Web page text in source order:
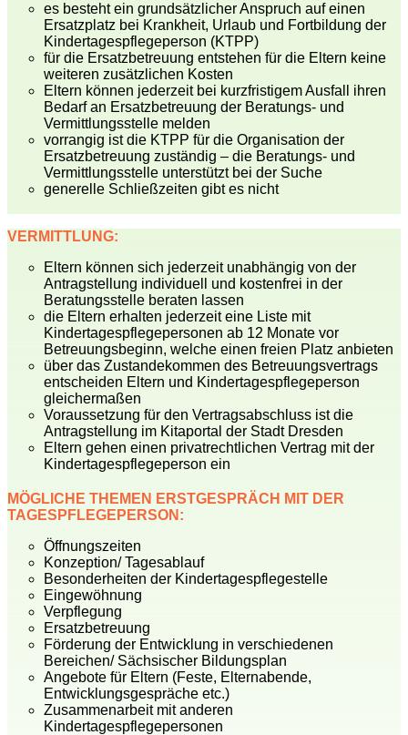
es besteht ein grundsätzlicher Anspruch auf einen
Ersatzplatz bei Krankheit, Urlaub und Fortbildung der
Kindertagespflegeperson (KTPP)
für die Ersatzbetreuung entstehen für die Eltern keine
weiteren zusätzlichen Kosten
Eltern können jederzeit bei kurzfristigem Ausfall ihren
Bedarf an Ersatzbetreuung der Beratungs- und
Vermittlungsstelle melden
vorrangig ist die KTPP für die Organisation der
Ersatzbetreuung zuständig – die Beratungs- und
Vermittlungsstelle unterstützt bei der Suche
generelle Schließzeiten gibt es nicht
VERMITTLUNG:
Eltern können sich jederzeit unabhängig von der
Antragstellung individuell und kostenfrei in der
Beratungsstelle beraten lassen
die Eltern erhalten jederzeit eine Liste mit
Kindertagespflegepersonen ab 12 Monate vor
Betreuungsbeginn, welche einen freien Platz anbieten
über das Zustandekommen des Betreuungsvertrags
entscheiden Eltern und Kindertagespflegeperson
gleichermaßen
Voraussetzung für den Vertragsabschluss ist die
Antragstellung im Kitaportal der Stadt Dresden
Eltern gehen einen privatrechtlichen Vertrag mit der
Kindertagespflegeperson ein
MÖGLICHE THEMEN ERSTGESPRÄCH MIT DER
TAGESPFLEGEPERSON:
Öffnungszeiten
Konzeption/ Tagesablauf
Besonderheiten der Kindertagespflegestelle
Eingewöhnung
Verpflegung
Ersatzbetreuung
Förderung der Entwicklung in verschiedenen
Bereichen/ Sächsischer Bildungsplan
Angebote für Eltern (Feste, Elternabende,
Entwicklungsgespräche etc.)
Zusammenarbeit mit anderen
Kindertagespflegepersonen